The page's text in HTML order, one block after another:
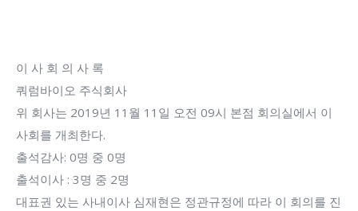
이 사 회 의 사 록
쿼럼바이오 주식회사
위 회사는 2019년 11월 11일 오전 09시 본점 회의실에서 이
사회를 개최한다.
출석감사: 0명 중 0명
출석이사 : 3명 중 2명
대표권 있는 사내이사 심재현은 정관규정에 따라 이 회의를 진